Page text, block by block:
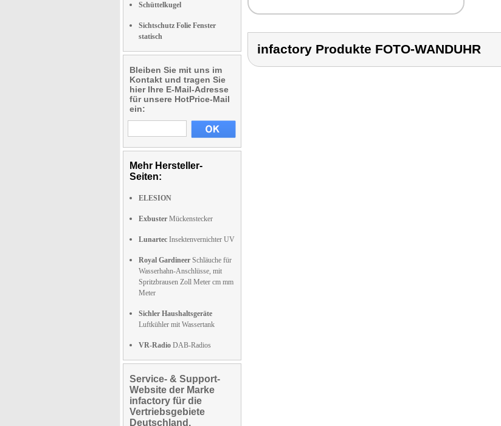
Schüttelkugel
Sichtschutz Folie Fenster
statisch
Bleiben Sie mit uns im
Kontakt und tragen Sie
hier Ihre E-Mail-Adresse
für unsere HotPrice-Mail
ein:
Mehr Hersteller-
Seiten:
ELESION
Exbuster Mückenstecker
Lunartec Insektenvernichter UV
Royal Gardineer Schläuche für
Wasserhahn-Anschlüsse, mit
Spritzbrausen Zoll Meter cm mm
Meter
Sichler Haushaltsgeräte
Luftkühler mit Wassertank
VR-Radio DAB-Radios
Service- & Support-
Website der Marke
infactory für die
Vertriebsgebiete
Deutschland,
infactory Produkte FOTO-WANDUHR